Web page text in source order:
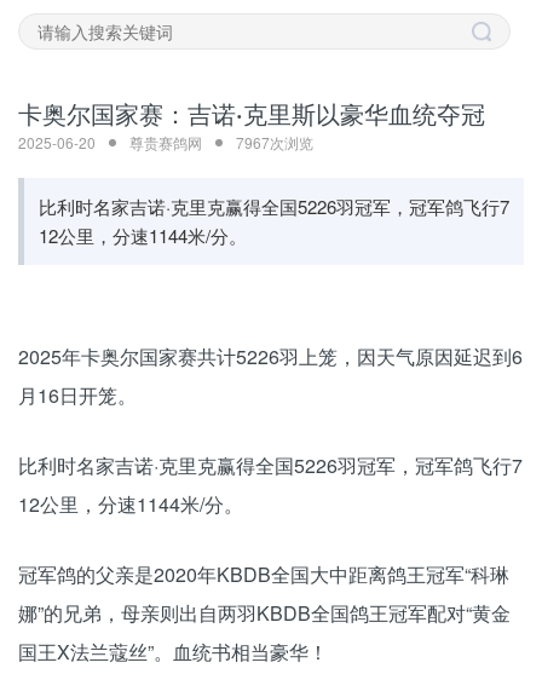
卡奥尔国家赛：吉诺·克里斯以豪华血统夺冠
2025-06-20 尊贵赛鸽网 7967次浏览
比利时名家吉诺·克里克赢得全国5226羽冠军，冠军鸽飞行7
12公里，分速1144米/分。
2025年卡奥尔国家赛共计5226羽上笼，因天气原因延迟到6
月16日开笼。
比利时名家吉诺·克里克赢得全国5226羽冠军，冠军鸽飞行7
12公里，分速1144米/分。
冠军鸽的父亲是2020年KBDB全国大中距离鸽王冠军“科琳
娜”的兄弟，母亲则出自两羽KBDB全国鸽王冠军配对“黄金
国王X法兰蔻丝”。血统书相当豪华！